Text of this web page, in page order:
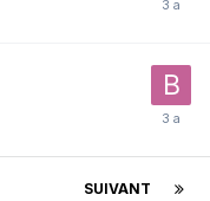
SUIVANT